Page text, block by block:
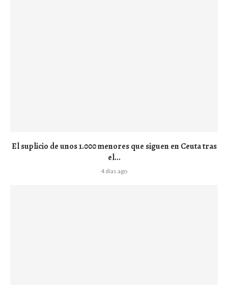
El suplicio de unos 1.000 menores que siguen en Ceuta tras
el...
4 días ago